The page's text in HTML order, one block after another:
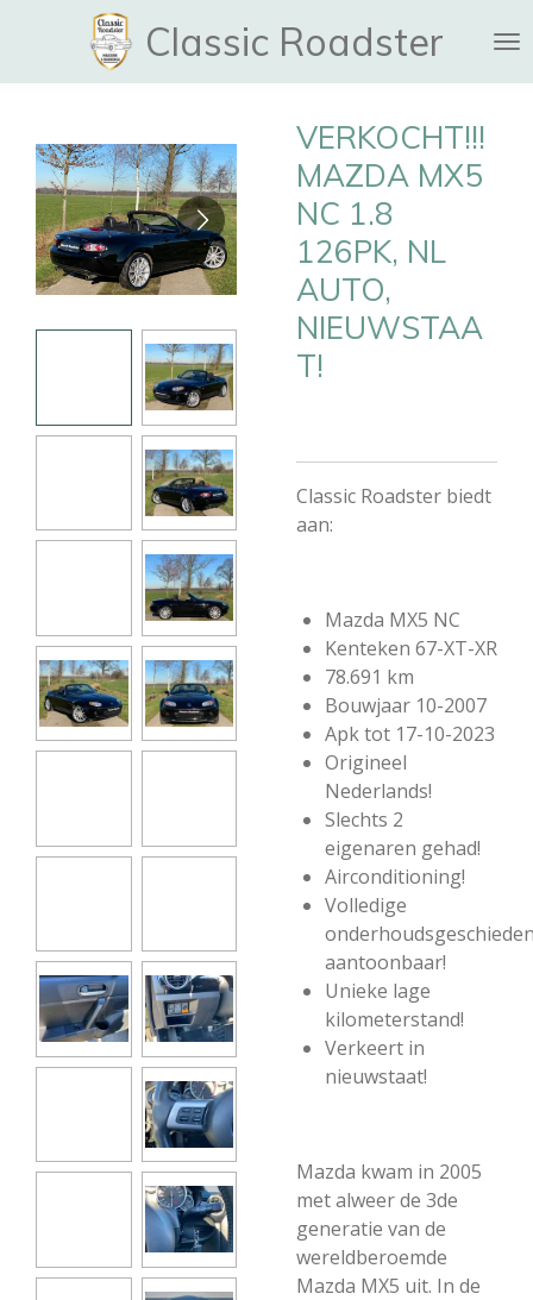
naar
Classic Roadster
VERKOCHT!!!
MAZDA MX5
NC 1.8
126PK, NL
AUTO,
NIEUWSTAA
T!
Classic Roadster biedt
aan:
Mazda MX5 NC
Kenteken 67-XT-XR
78.691 km
Bouwjaar 10-2007
Apk tot 17-10-2023
Origineel
Nederlands!
Slechts 2
eigenaren gehad!
Airconditioning!
Volledige
aantoonbaar!
Unieke lage
kilometerstand!
Verkeert in
nieuwstaat!
Mazda kwam in 2005
met alweer de 3de
generatie van de
wereldberoemde
Mazda MX5 uit. In de